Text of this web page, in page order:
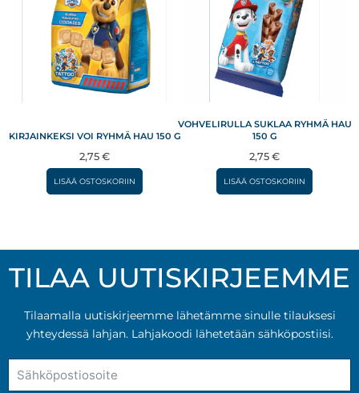
KIRJAINKEKSI VOI RYHMÄ HAU 150 G
2,75 €
LISÄÄ OSTOSKORIIN
VOHVELIRULLA SUKLAA RYHMÄ HAU
150 G
2,75 €
LISÄÄ OSTOSKORIIN
TILAA UUTISKIRJEEMME
Tilaamalla uutiskirjeemme lähetämme sinulle tilauksesi
yhteydessä lahjan. Lahjakoodi lähetetään sähköpostiisi.